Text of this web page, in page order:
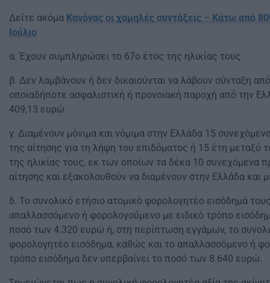
Δείτε ακόμα Κανόνας οι χαμηλές συντάξεις – Κάτω από
Ιούλιο
α. Έχουν συμπληρώσει το 67ο έτος της ηλικίας τους.
β. Δεν λαμβάνουν ή δεν δικαιούνται να λάβουν σύνταξη
οποιαδήποτε ασφαλιστική ή προνοιακή παροχή από την
409,13 ευρώ.
γ. Διαμένουν μόνιμα και νόμιμα στην Ελλάδα 15
της αίτησης για τη λήψη του επιδόματος ή 15 έτη μεταξύ
της ηλικίας τους, εκ των οποίων τα δέκα 10 συνεχόμενα
αίτησης και εξακολουθούν να διαμένουν στην Ελλάδα και
δ. Το συνολικό ετήσιο ατομικό φορολογητέο εισόδημά
απαλλασσόμενο ή φορολογούμενο με ειδικό τρόπο
ποσό των 4.320 ευρώ ή, στη περίπτωση εγγάμων, το
φορολογητέο εισόδημα, καθώς και το απαλλασσόμενο ή
τρόπο εισόδημα δεν υπερβαίνει το ποσό των 8.640 ευρώ.